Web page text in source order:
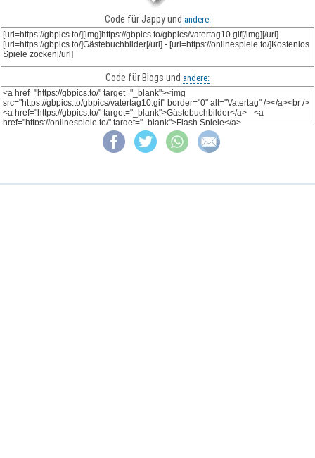
Code für Jappy und andere:
Code für Blogs und andere: